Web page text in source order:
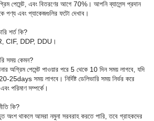
পেমেন্ট, এবং বিতরণের আগে 70%। আপনি ব্যালেন্স প্রদান
পণ্য এবং প্যাকেজগুলির ফটো দেখাব।
শর্ত কি?
CIF, DDP, DDU।
সময় কেমন?
অগ্রিম পেমেন্ট পাওয়ার পরে 5 থেকে 10 দিন সময় লাগবে, যদি
25days সময় লাগবে। নির্দিষ্ট ডেলিভারি সময় নির্ভর করে
পরিমাণ সম্পর্কে।
কি?
অংশ থাকলে আমরা নমুনা সরবরাহ করতে পারি, তবে গ্রাহকদের